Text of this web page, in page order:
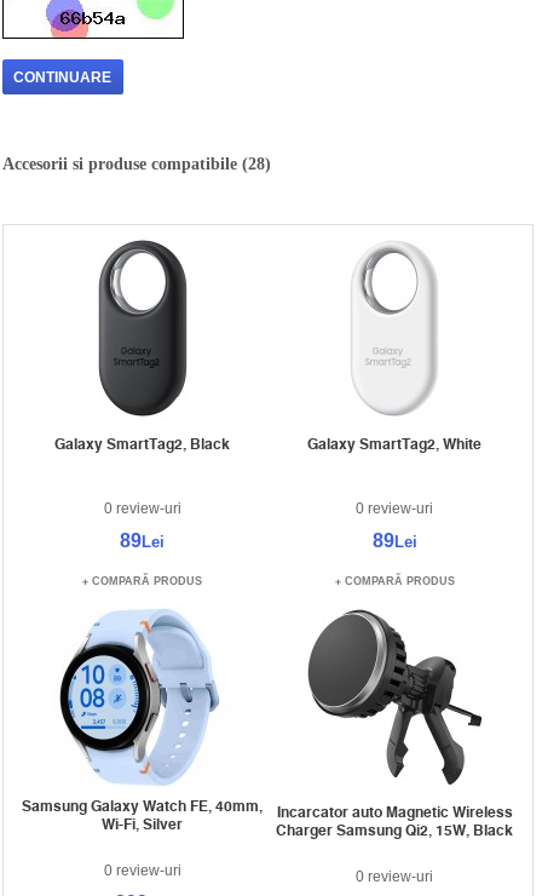
CONTINUARE
Accesorii si produse compatibile (28)
Galaxy SmartTag2, Black
0 review-uri
89Lei
COMPARĂ PRODUS
Galaxy SmartTag2, White
0 review-uri
89Lei
COMPARĂ PRODUS
Samsung Galaxy Watch FE, 40mm,
Wi-Fi, Silver
0 review-uri
Incarcator auto Magnetic Wireless
Charger Samsung Qi2, 15W, Black
0 review-uri